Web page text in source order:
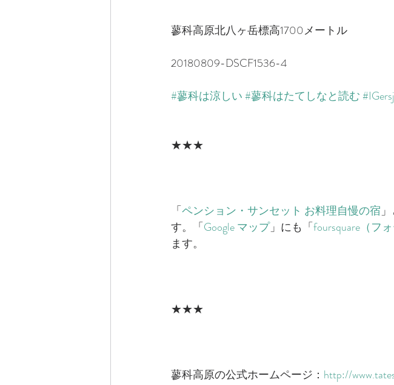
蓼科高原北八ヶ岳標高1700メートル
20180809-DSCF1536-4
#蓼科は涼しい#蓼科はたてしなと読む
★★★
「​ペンション・サンセット お料理自慢の宿
す。「​Google マップ​」にも「​foursquare（フ
ます。
★★★
蓼科高原の公式ホームページ：​ http://